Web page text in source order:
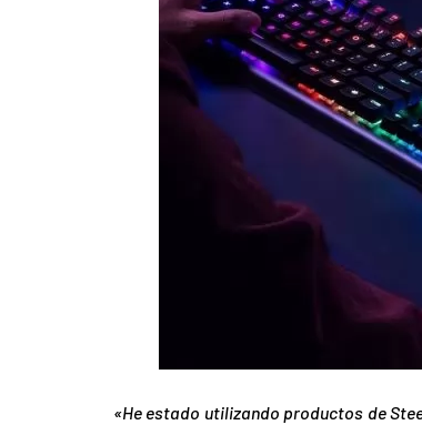
«He estado utilizando productos de